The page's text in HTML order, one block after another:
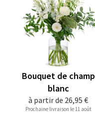
à partir de 26,95 €
Bouquet de champ
blanc
Prochaine livraison le 11 août